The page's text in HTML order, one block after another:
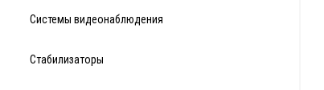
Системы видеонаблюдения
Стабилизаторы